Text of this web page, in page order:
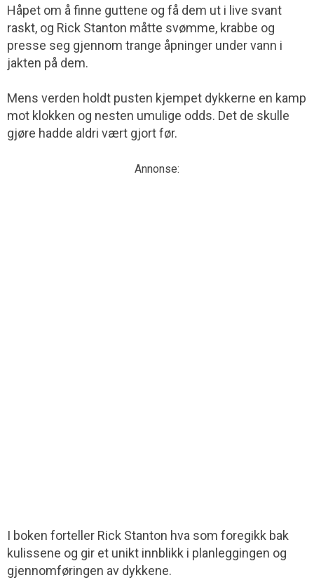
Håpet om å finne guttene og få dem ut i live svant
raskt, og Rick Stanton måtte svømme, krabbe og
presse seg gjennom trange åpninger under vann i
jakten på dem.
Mens verden holdt pusten kjempet dykkerne en kamp
mot klokken og nesten umulige odds. Det de skulle
gjøre hadde aldri vært gjort før.
Annonse:
I boken forteller Rick Stanton hva som foregikk bak
kulissene og gir et unikt innblikk i planleggingen og
gjennomføringen av dykkene.